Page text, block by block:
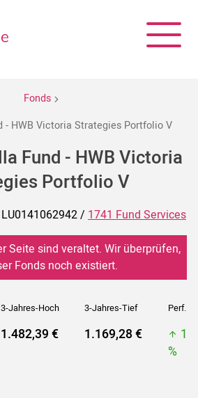
Fonds
- HWB Victoria Strategies Portfolio V
Fund - HWB Victoria
Portfolio V
/ 1741 Fund Services
Seite sind veraltet. Wir überprüfen,
Fonds noch existiert.
3-Jahres-Hoch 3-Jahres-Tief Perf. 5J
1.482,39 € 1.169,28 €
%